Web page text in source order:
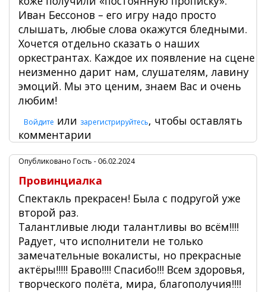
Иван Бессонов – его игру надо просто
слышать, любые слова окажутся бледными.
Хочется отдельно сказать о наших
оркестрантах. Каждое их появление на сцене
неизменно дарит нам, слушателям, лавину
эмоций. Мы это ценим, знаем Вас и очень
любим!
Войдите или зарегистрируйтесь, чтобы оставлять
комментарии
Опубликовано Гость - 06.02.2024
Провинциалка
Спектакль прекрасен! Была с подругой уже
второй раз.
Талантливые люди талантливы во всём!!!!
Радует, что исполнители не только
замечательные вокалисты, но прекрасные
актёры!!!!! Браво!!!! Спасибо!!! Всем здоровья,
творческого полёта, мира, благополучия!!!!